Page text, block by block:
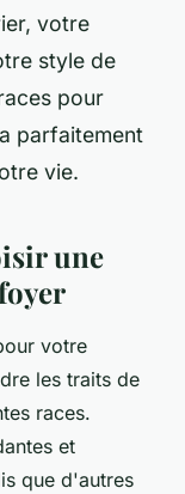
votre
style de
pour
parfaitement
vie.
une
votre
les traits de
races.
et
que d'autres